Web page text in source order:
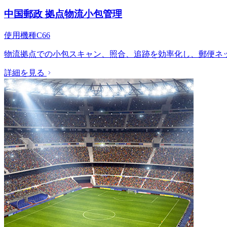
中国郵政 拠点物流小包管理
使用機種C66
物流拠点での小包スキャン、照合、追跡を効率化し、郵便
詳細を見る